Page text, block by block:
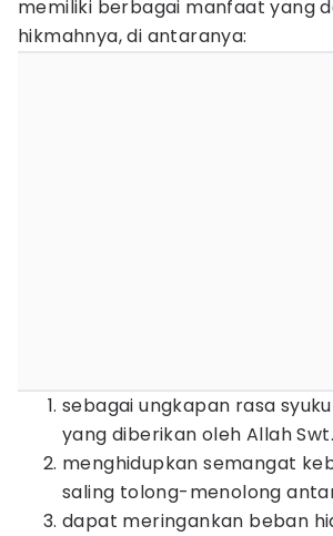
memiliki berbagai manfaat yang
hikmahnya, di antaranya:
sebagai ungkapan rasa
yang diberikan oleh Allah
menghidupkan semangat
saling tolong-menolong
dapat meringankan beban